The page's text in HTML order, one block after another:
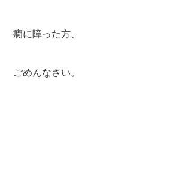
癇に障った方、
ごめんなさい。